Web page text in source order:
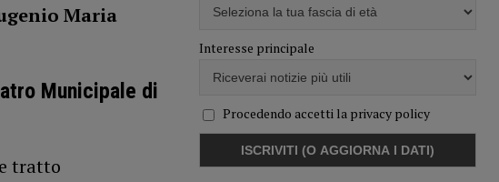
Maria
Municipale di
tratto
Interesse principale
Procedendo accetti la privacy policy